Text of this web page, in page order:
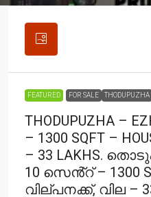
FEATURED FOR SALE THODUPUZHA
THODUPUZHA –
– 1300 SQFT –
– 33 LAKHS.
10 സെൻ്റ് – 1300
വില്പനക്ക്, വില –